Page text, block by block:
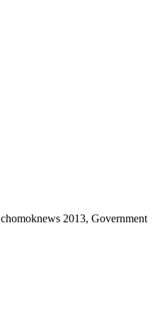
2013, Government